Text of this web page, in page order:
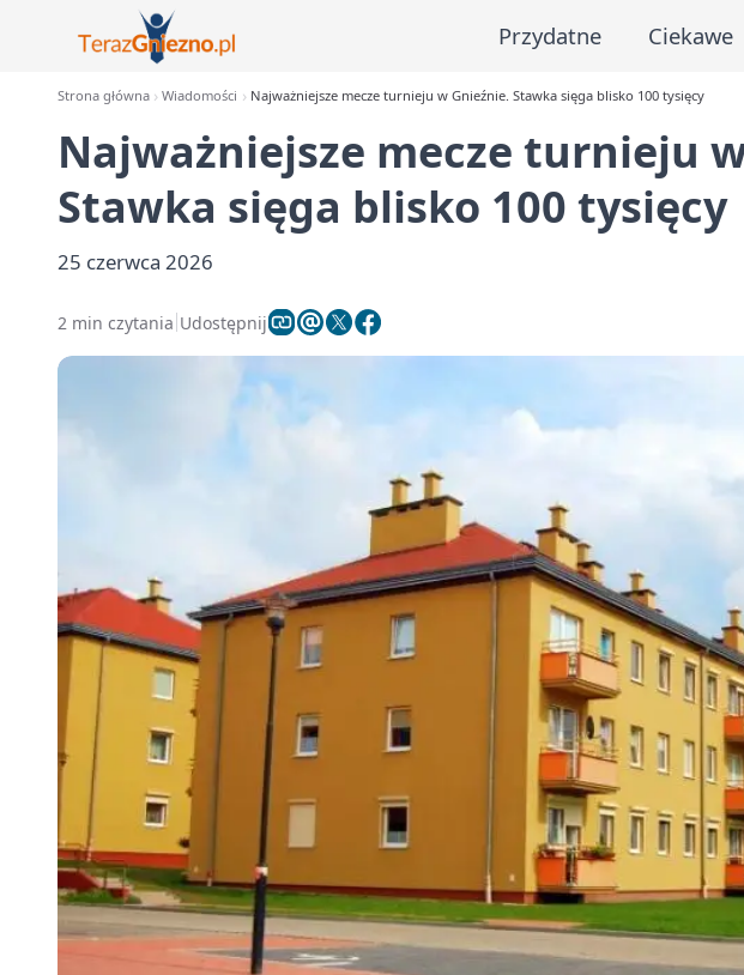
Przydatne Ciekawe
Strona główna Wiadomości Najważniejsze mecze turnieju w Gnieźnie. Stawka sięga blisko 100 tysięcy
Najważniejsze mecze turnieju
Stawka sięga blisko 100 tysięcy
25 czerwca 2026
2 min czytania Udostępnij